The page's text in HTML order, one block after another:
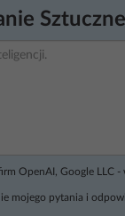
OpenAI, Google
mojego pytania i